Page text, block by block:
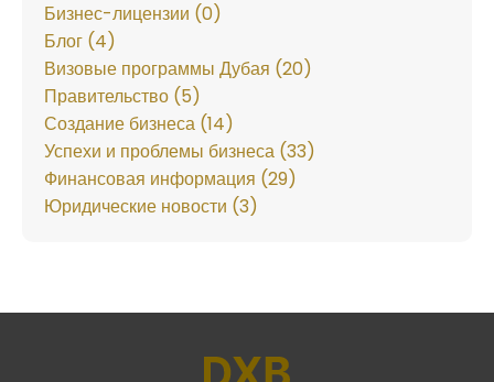
Бизнес-лицензии (0)
Блог (4)
Визовые программы Дубая (20)
Правительство (5)
Создание бизнеса (14)
Успехи и проблемы бизнеса (33)
Финансовая информация (29)
Юридические новости (3)